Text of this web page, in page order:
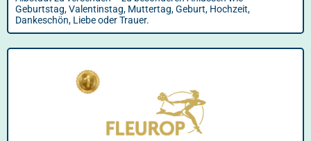
Geburtstag, Valentinstag, Muttertag, Geburt, Hochzeit,
Dankeschön, Liebe oder Trauer.